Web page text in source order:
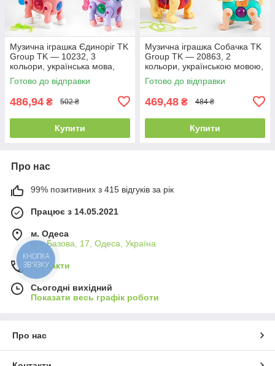
Музична іграшка Єдиноріг TK
Group TK — 10232, 3
кольори, українська мова,
звук, підсвітка
Готово до відправки
486,94 ₴ 502 ₴
Купити
Музична іграшка Собачка TK
Group TK — 20863, 2
кольори, українською мовою,
батарейками
Готово до відправки
469,48 ₴ 484 ₴
Купити
Про нас
99% позитивних з 415 відгуків за рік
Працює з 14.05.2021
м. Одеса
вул.Базова, 17, Одеса, Україна
Контакти
Сьогодні вихідний
Показати весь графік роботи
Про нас
КНОПКА
ЗВ'ЯЗКУ